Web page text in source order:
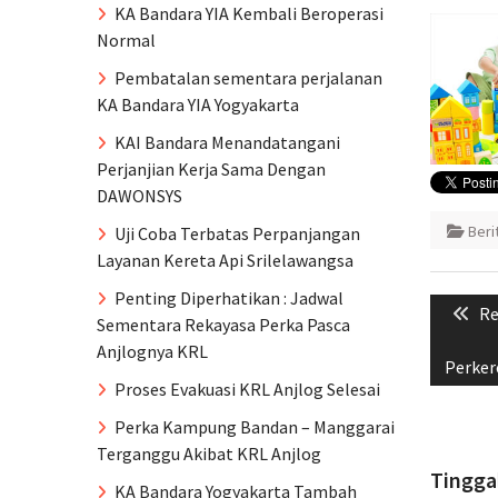
pos
KA Bandara YIA Kembali Beroperasi
Normal
Pembatalan sementara perjalanan
KA Bandara YIA Yogyakarta
KAI Bandara Menandatangani
Perjanjian Kerja Sama Dengan
DAWONSYS
Uji Coba Terbatas Perpanjangan
Layanan Kereta Api Srilelawangsa
Penting Diperhatikan : Jadwal
Sementara Rekayasa Perka Pasca
Anjlognya KRL
Proses Evakuasi KRL Anjlog Selesai
Perka Kampung Bandan – Manggarai
Terganggu Akibat KRL Anjlog
KA Bandara Yogyakarta Tambah